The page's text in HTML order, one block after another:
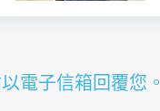
電子信箱回覆您。